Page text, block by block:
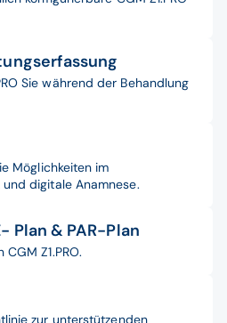
Sie während der Behandlung
Möglichkeiten im
digitale Anamnese.
Plan & PAR-Plan
Z1.PRO.
zur unterstützenden